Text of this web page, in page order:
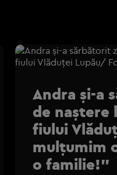
Andra și-a
de naștere
fiului
mulțumim
o familie!”